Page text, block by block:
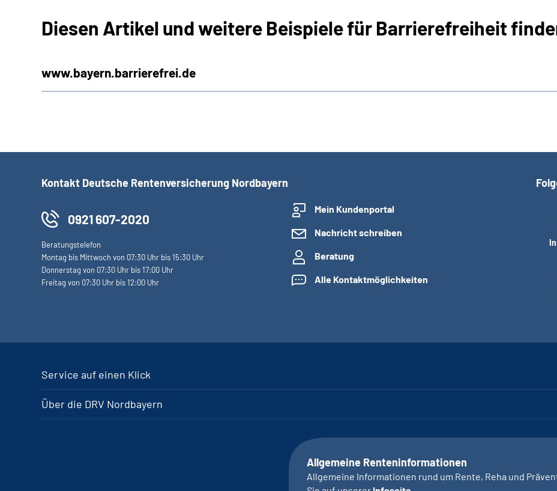
Diesen Artikel und weitere Beispiele für Barrierefreiheit
www.bayern.barrierefrei.de
Kontakt Deutsche Rentenversicherung Nordbayern
0921 607-2020
Beratungstelefon
Montag bis Mittwoch von 07:30 Uhr bis 15:30 Uhr
Donnerstag von 07:30 Uhr bis 17:00 Uhr
Freitag von 07:30 Uhr bis 12:00 Uhr
Mein Kundenportal
Nachricht schreiben
Beratung
Alle Kontaktmöglichkeiten
Service auf einen Klick
Über die DRV Nordbayern
Allgemeine Renteninformationen
Allgemeine Informationen rund um Rente, Reha und